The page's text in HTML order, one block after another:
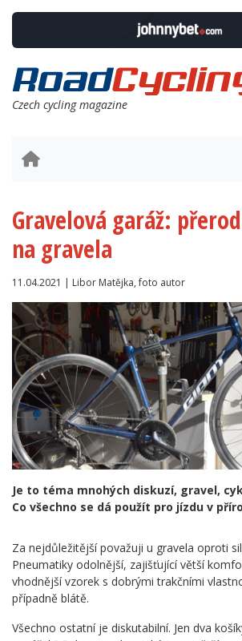
Czech cycling magazine
Gravelová garáž:
na gravela
11.04.2021 | Libor Matějka, foto autor
Je to téma mnohých diskuzí, gravel,
Co všechno se dá použít pro jízdu v
Za nejdůležitější považuji u gravela oproti
Pneumatiky odolnější, zajišťující větší
vhodnější vzorek s dobrými trakčními
případně blátě.
Všechno ostatní je diskutabilní. Jen dva